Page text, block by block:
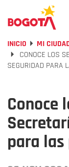
INICIO MI
CONOCE LOS
SEGURIDAD PARA
Conoce
para las